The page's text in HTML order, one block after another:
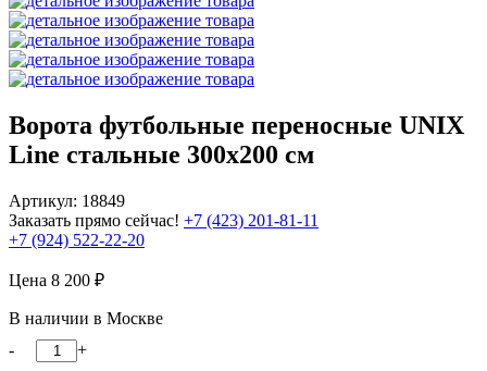
Ворота футбольные переносные UNIX
Line стальные 300x200 см
Артикул: 18849
Заказать прямо сейчас! +7 (423) 201-81-11
+7 (924) 522-22-20
Цена 8 200 ₽
В наличии в Москве
-
+